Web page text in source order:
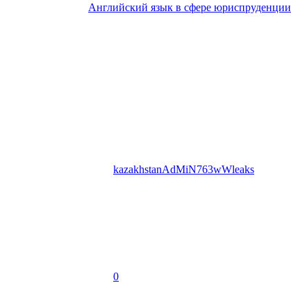
Английский язык в сфере юриспруденции
kazakhstanAdMiN763wWleaks
0